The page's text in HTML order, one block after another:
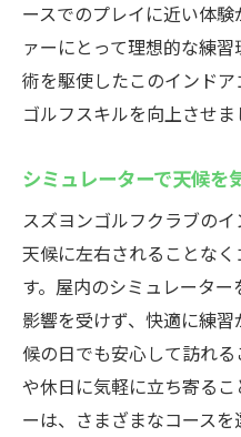
ースでのプレイに近い体
ァーにとって理想的な練
術を駆使したこのインド
ゴルフスキルを向上させま
シミュレーターで天候を
スズヨンゴルフクラブのイ
天候に左右されることな
す。屋内のシミュレータ
影響を受けず、快適に練
候の日でも安心して訪れ
や休日に気軽に立ち寄る
ーは、さまざまなコース